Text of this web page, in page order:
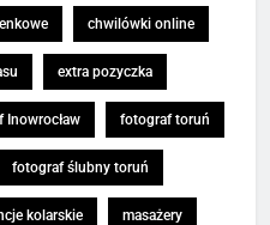
chwilówki online
extra pozyczka
Inowrocław fotograf toruń
fotograf ślubny toruń
kolarskie masażery